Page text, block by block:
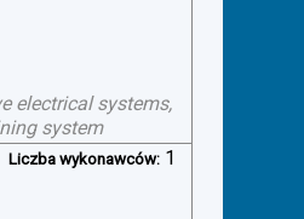
electrical systems,
system
Liczba wykonawców: 1